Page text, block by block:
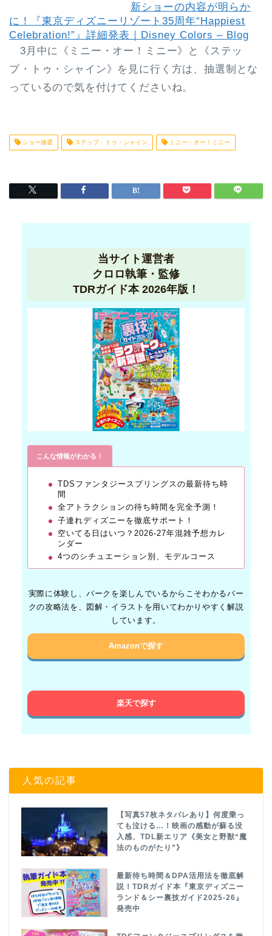
新ショーの内容が明らか
に！『東京ディズニーリゾート35周年“Happiest
Celebration!”』詳細発表｜Disney Colors – Blog
3月中に《ミニー・オー！ミニー》と《ステッ
プ・トゥ・シャイン》を見に行く方は、抽選制とな
っているので気を付けてくださいね。
ショー抽選 ステップ・トゥ・シャイン ミニー・オー！ミニー
当サイト運営者
クロロ執筆・監修
TDRガイド本 2026年版！
こんな情報がわかる！
TDSファンタジースプリングスの最新待ち時
間
全アトラクションの待ち時間を完全予測！
子連れディズニーを徹底サポート！
空いてる日はいつ？2026-27年混雑予想カレ
ンダー
4つのシチュエーション別、モデルコース
実際に体験し、パークを楽しんでいるからこそわかるパー
クの攻略法を、図解・イラストを用いてわかりやすく解説
しています。
Amazonで探す
楽天で探す
人気の記事
【写真57枚ネタバレあり】何度乗っ
ても泣ける…！映画の感動が蘇る没
入感、TDL新エリア《美女と野獣“魔
法のものがたり”》
最新待ち時間＆DPA活用法を徹底解
説！TDRガイド本『東京ディズニー
ランド＆シー裏技ガイド2025-26』
発売中